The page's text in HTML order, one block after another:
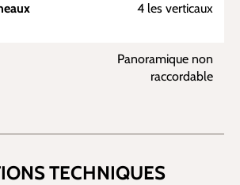
4 les verticaux
Panoramique non
raccordable
TECHNIQUES